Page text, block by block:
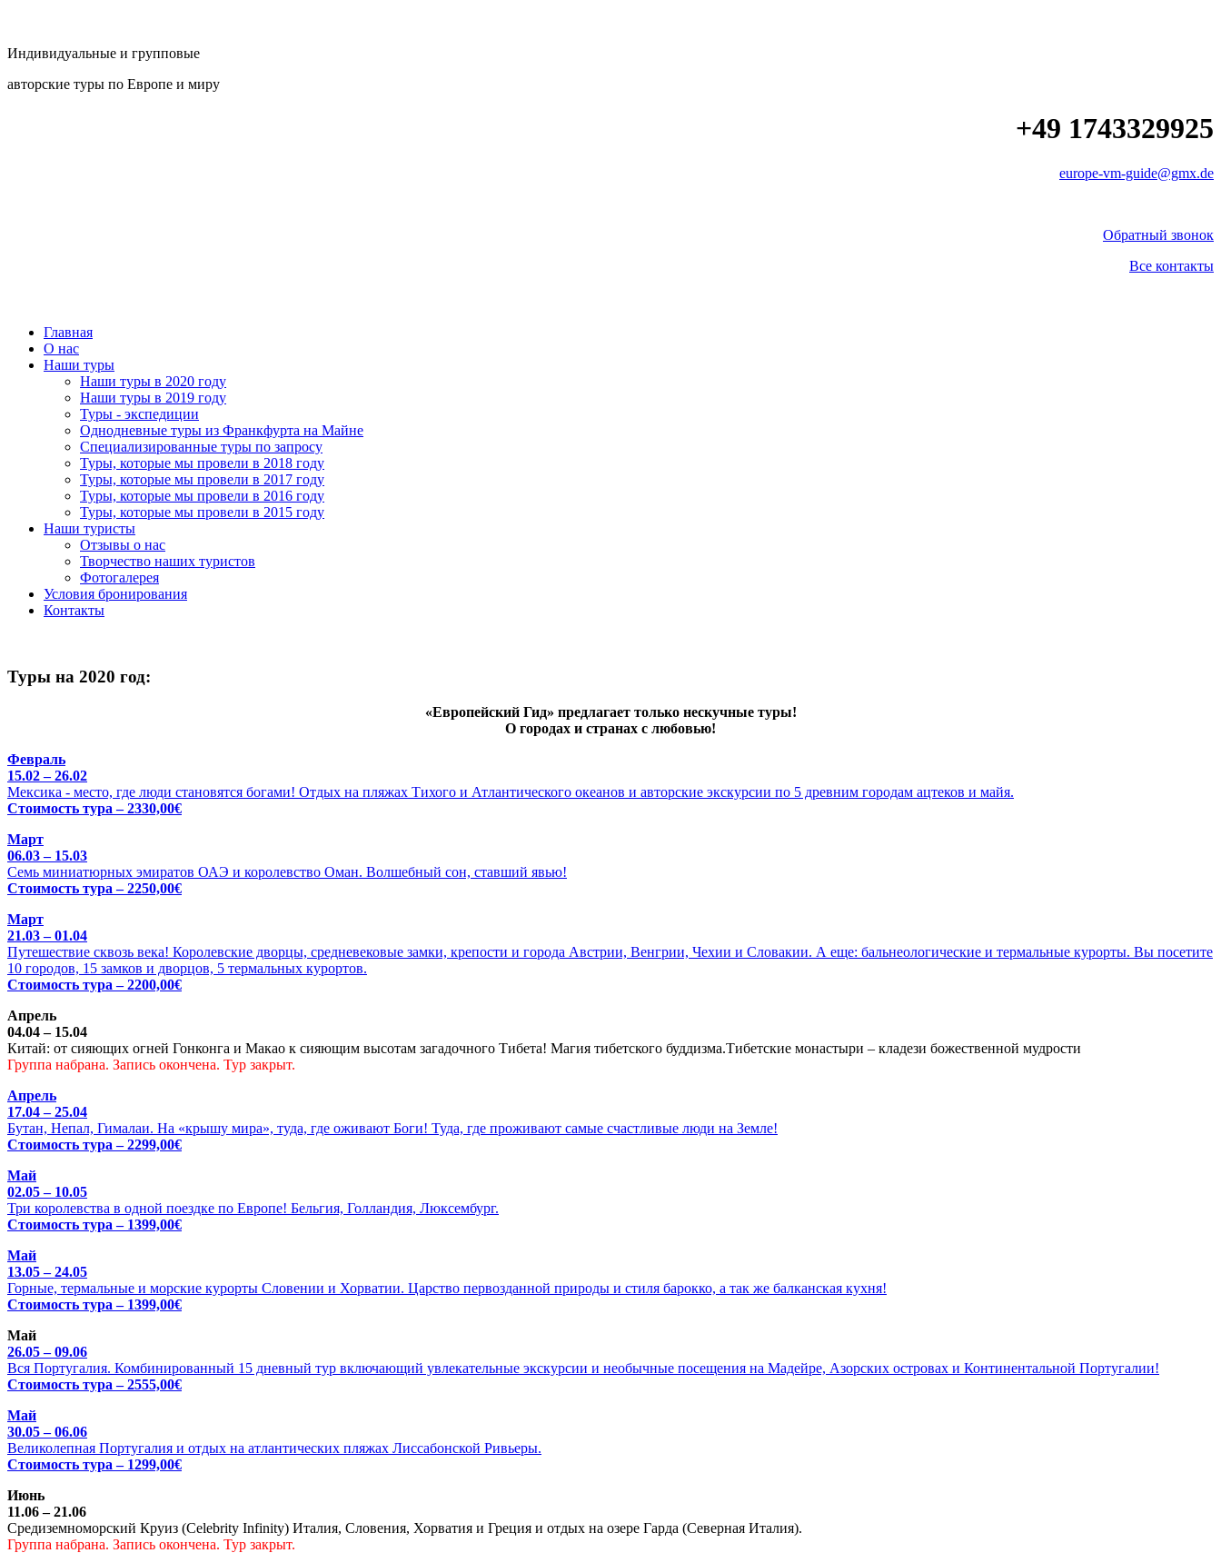
Индивидуальные и групповые
авторские туры по Европе и миру
+49 1743329925
europe-vm-guide@gmx.de
Обратный звонок
Все контакты
Главная
О нас
Наши туры
Наши туры в 2020 году
Наши туры в 2019 году
Туры - экспедиции
Однодневные туры из Франкфурта на Майне
Специализированные туры по запросу
Туры, которые мы провели в 2018 году
Туры, которые мы провели в 2017 году
Туры, которые мы провели в 2016 году
Туры, которые мы провели в 2015 году
Наши туристы
Отзывы о нас
Творчество наших туристов
Фотогалерея
Условия бронирования
Контакты
Туры на 2020 год:
«Европейский Гид» предлагает только нескучные туры!
О городах и странах с любовью!
Февраль
15.02 – 26.02
Мексика - место, где люди становятся богами! Отдых на пляжах Тихого и Атлантического океанов и авторские экскурсии по 5 древним городам ацтеков и майя.
Стоимость тура – 2330,00€
Март
06.03 – 15.03
Семь миниатюрных эмиратов ОАЭ и королевство Оман. Волшебный сон, ставший явью!
Стоимость тура – 2250,00€
Март
21.03 – 01.04
Путешествие сквозь века! Королевские дворцы, средневековые замки, крепости и города Австрии, Венгрии, Чехии и Словакии. А еще: бальнеологические и термальные курорты. Вы посетите
10 городов, 15 замков и дворцов, 5 термальных курортов.
Стоимость тура – 2200,00€
Апрель
04.04 – 15.04
Китай: от сияющих огней Гонконга и Макао к сияющим высотам загадочного Тибета! Магия тибетского буддизма.Тибетские монастыри – кладези божественной мудрости
Группа набрана. Запись окончена. Тур закрыт.
Апрель
17.04 – 25.04
Бутан, Непал, Гималаи. На «крышу мира», туда, где оживают Боги! Туда, где проживают самые счастливые люди на Земле!
Стоимость тура – 2299,00€
Май
02.05 – 10.05
Три королевства в одной поездке по Европе! Бельгия, Голландия, Люксембург.
Стоимость тура – 1399,00€
Май
13.05 – 24.05
Горные, термальные и морские курорты Словении и Хорватии. Царство первозданной природы и стиля барокко, а так же балканская кухня!
Стоимость тура – 1399,00€
Май
26.05 – 09.06
Вся Португалия. Комбинированный 15 дневный тур включающий увлекательные экскурсии и необычные посещения на Мадейре, Азорских островах и Континентальной Португалии!
Стоимость тура – 2555,00€
Май
30.05 – 06.06
Великолепная Португалия и отдых на атлантических пляжах Лиссабонской Ривьеры.
Стоимость тура – 1299,00€
Июнь
11.06 – 21.06
Средиземноморский Круиз (Celebrity Infinity) Италия, Словения, Хорватия и Греция и отдых на озере Гарда (Северная Италия).
Группа набрана. Запись окончена. Тур закрыт.